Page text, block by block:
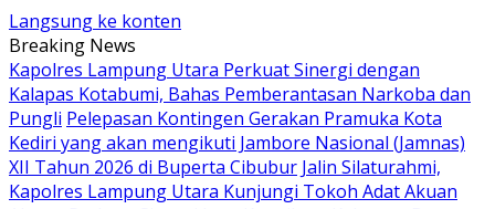
Langsung ke konten
Breaking News
Kapolres Lampung Utara Perkuat Sinergi dengan
Kalapas Kotabumi, Bahas Pemberantasan Narkoba dan
Pungli Pelepasan Kontingen Gerakan Pramuka Kota
Kediri yang akan mengikuti Jambore Nasional (Jamnas)
XII Tahun 2026 di Buperta Cibubur Jalin Silaturahmi,
Kapolres Lampung Utara Kunjungi Tokoh Adat Akuan